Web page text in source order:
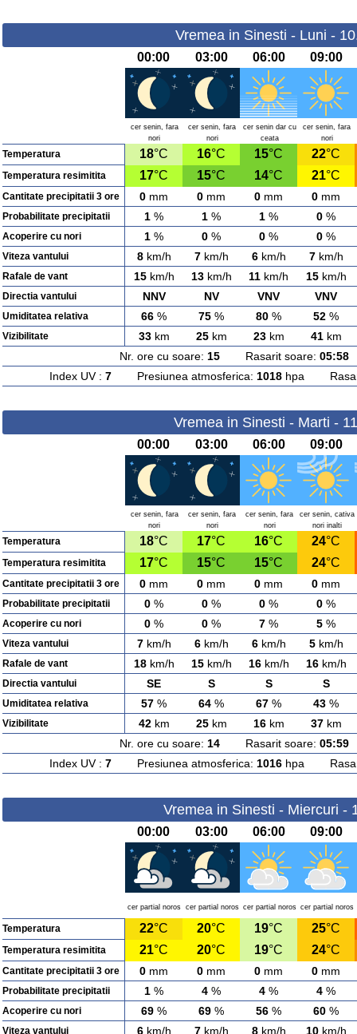
Vremea in Sinesti - Luni -
00:00 03:00 06:00 09:00
cer senin, fara
nori
cer senin, fara
nori
cer senin dar cu
ceata
cer senin, fara
nori
Temperatura 18°C 16°C 15°C 22°C
Temperatura resimitita 17°C 15°C 14°C 21°C
Cantitate precipitatii 3 ore 0 mm 0 mm 0 mm 0 mm
Probabilitate precipitatii 1 % 1 % 1 % 0 %
Acoperire cu nori 1 % 0 % 0 % 0 %
Viteza vantului 8km/h 7km/h 6km/h 7km/h
Rafale de vant 15km/h 13km/h 11 km/h 15km/h
Directia vantului NNV NV VNV VNV
Umiditatea relativa 66 % 75 % 80 % 52 %
Vizibilitate 33km 25km 23km 41km
Nr. ore cu soare: 15Rasarit soare: 05:58
Index UV : 7Presiunea atmosferica: 1018hpa
Vremea in Sinesti - Marti -
00:00 03:00 06:00 09:00
cer senin, fara
nori
cer senin, fara
nori
cer senin, fara
nori
cer senin, cativa
nori inalti
Temperatura 18°C 17°C 16°C 24°C
Temperatura resimitita 17°C 15°C 15°C 24°C
Cantitate precipitatii 3 ore 0 mm 0 mm 0 mm 0 mm
Probabilitate precipitatii 0 % 0 % 0 % 0 %
Acoperire cu nori 0 % 0 % 7 % 5 %
Viteza vantului 7km/h 6km/h 6km/h 5km/h
Rafale de vant 18km/h 15km/h 16km/h 16km/h
Directia vantului SE S S S
Umiditatea relativa 57 % 64 % 67 % 43 %
Vizibilitate 42km 25km 16km 37km
Nr. ore cu soare: 14Rasarit soare: 05:59
Index UV : 7Presiunea atmosferica: 1016hpa
Vremea in Sinesti - Miercuri -
00:00 03:00 06:00 09:00
cer partial noros cer partial noros cer partial noros cer partial noros
Temperatura 22°C 20°C 19°C 25°C
Temperatura resimitita 21°C 20°C 19°C 24°C
Cantitate precipitatii 3 ore 0 mm 0 mm 0 mm 0 mm
Probabilitate precipitatii 1 % 4 % 4 % 4 %
Acoperire cu nori 69 % 69 % 56 % 60 %
Viteza vantului 6km/h 7km/h 8km/h 10km/h